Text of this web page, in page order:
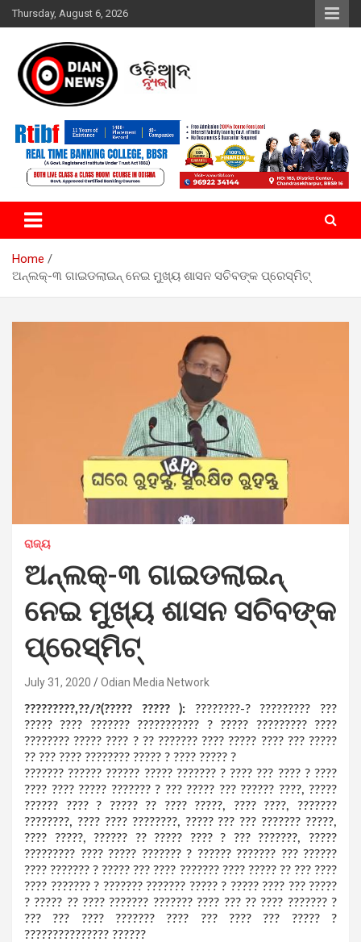
Skip
to
Thursday, August 6, 2026
ଓଡିଆନ୍ ନ୍ୟୁଜ
Home
ଅନ୍‌ଲକ୍‌-୩ ଗାଇଡଲାଇନ୍ ନେଇ ମୁଖ୍ୟ ଶାସନ ସଚିବଙ୍କ ପ୍ରେସ୍‌ମିଟ୍
ରାଜ୍ୟ
ଅନ୍‌ଲକ୍‌-୩ ଗାଇଡଲାଇନ୍
ନେଇ ମୁଖ୍ୟ ଶାସନ ସଚିବଙ୍କ
ପ୍ରେସ୍‌ମିଟ୍
July 31, 2020 Odian Media Network
?????????,??/?(????? ????? ): ????????-? ????????? ???
????? ???? ??????? ??????????? ? ????? ????????? ????
???????? ????? ???? ? ?? ??????? ???? ????? ???? ??? ?????
?? ??? ???? ???????? ????? ? ???? ????? ?
??????? ?????? ?????? ????? ??????? ? ???? ??? ???? ? ????
???? ???? ????? ??????? ? ??? ????? ??? ?????? ????, ?????
?????? ???? ? ????? ?? ???? ?????, ???? ????, ???????
????????, ???? ???? ????????, ????? ??? ??? ??????? ?????,
???? ?????, ?????? ?? ????? ???? ? ??? ???????, ?????
????????? ???? ????? ??????? ? ?????? ??????? ??? ??????
???? ??????? ? ????? ??? ???? ??????? ???? ????? ?? ??? ????
???? ??????? ? ??????? ??????? ????? ? ????? ???? ??? ?????
? ????? ?? ???? ??????? ??????? ???? ??? ?? ???? ??????? ?
??? ??? ???? ??????? ???? ??? ???? ??? ????? ?
??????????????? ??????